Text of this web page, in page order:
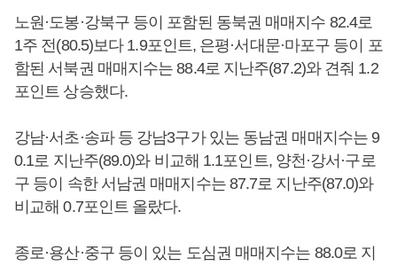
노원·도봉·강북구 등이 포함된 동북권 매매지수 82.4로
1주 전(80.5)보다 1.9포인트, 은평·서대문·마포구 등이 포
함된 서북권 매매지수는 88.4로 지난주(87.2)와 견줘 1.2
포인트 상승했다.
강남·서초·송파 등 강남3구가 있는 동남권 매매지수는 9
0.1로 지난주(89.0)와 비교해 1.1포인트, 양천·강서·구로
구 등이 속한 서남권 매매지수는 87.7로 지난주(87.0)와
비교해 0.7포인트 올랐다.
종로·용산·중구 등이 있는 도심권 매매지수는 88.0로 지